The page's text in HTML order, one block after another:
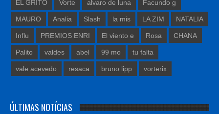
EL GRITO Vorte alvaro de luna Facundo g
MAURO Analia Slash la mis LA ZIM NATALIA
Influ PREMIOS ENRI El viento e Rosa CHANA
Palito valdes abel 99 mo tu falta
vale acevedo resaca bruno lipp vorterix
ÚLTIMAS NOTÍCIAS